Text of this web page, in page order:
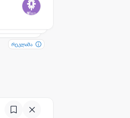
რეკლამა
რეკლამა